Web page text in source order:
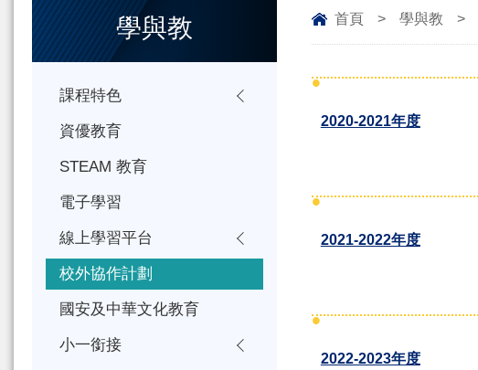
首頁 > 學與教 >
2020-2021年度
2021-2022年度
2022-2023年度
學與教
課程特色
資優教育
STEAM 教育
電子學習
線上學習平台
校外協作計劃
國安及中華文化教育
小一銜接